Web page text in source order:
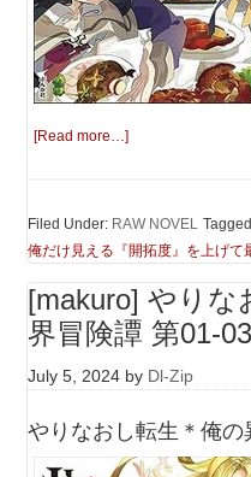
[Read more…]
Filed Under: RAW NOVEL
俺だけ見える『開拓度』を上げて
[makuro] やりな
界冒険譚 第01-
July 5, 2024 by Dl-Zip
やりなおし転生＊俺